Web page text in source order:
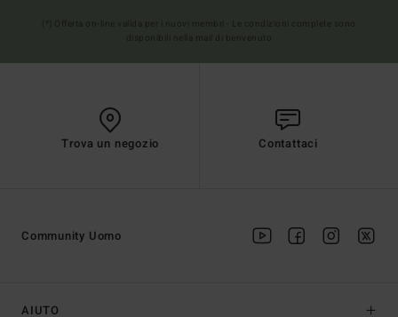
Trova un negozio Contattaci
AIUTO
Community Uomo